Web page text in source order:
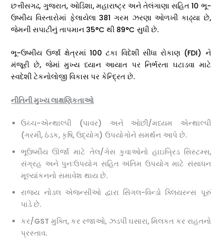
છત્તીસગઢ, ગુજરાત, ઓડિશા, મહારાષ્ટ્ર અને તેલંગાણા સહિત 10 ભૂ-
ઉષ્મીય વિસ્તારોમાં ફેલાયેલા 381 ગરમ ઝરણા ઓળખી કાઢ્યા છે,
જેમની સપાટીનું તાપમાન 35°C થી 89°C સુધી છે.
ભૂ-ઉષ્મીય ઉર્જા ક્ષેત્રમાં 100 ટકા વિદેશી સીધા રોકાણ (FDI) ને
મંજૂરી છે, જેમાં મુખ્ય ધ્યાન આયાત પર નિર્ભરતા ઘટાડવા માટે
સ્વદેશી ટેકનોલોજી વિકાસ પર કેન્દ્રિત છે.
નીતિની મુખ્ય લાક્ષણિકતાઓ
ઉચ્ચ-એન્થાલ્પી (પાવર) અને ઓછી/મધ્યમ એન્થાલ્પી
(ગરમી, ઠંડક, કૃષિ, ઉદ્યોગ) ઉપયોગોને સમર્થન આપે છે.
ભૂઉષ્મીય ઊર્જા માટે તેલ/ગેસ કુવાઓનો હાઇબ્રિડ સિસ્ટમ્સ,
સંગ્રહ અને પુનઃઉપયોગ સહિત અંતિમ ઉપયોગ માટે સંસાધન
મૂલ્યાંકનનો સમાવેશ થાય છે.
રાજ્ય નોડલ એજન્સીઓ દ્વારા સિંગલ-વિન્ડો ક્લિયરન્સ પૂરું
પાડે છે.
કર/GST મુક્તિ, કર રજાઓ, ઝડપી ઘસારા, મિલકત કર રાહતનો
પ્રસ્તાવ.